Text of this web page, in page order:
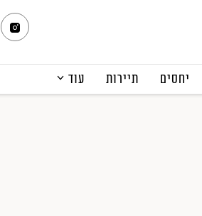
יחסים תיירות עוד